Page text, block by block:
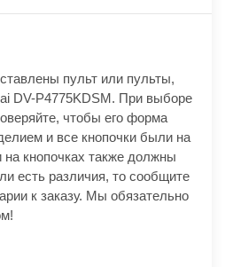
пульт или пульты,
DV-P4775KDSM. При выборе
чтобы его форма
и все кнопочки были на
кнопочках также должны
есть различия, то сообщите
к заказу. Мы обязательно